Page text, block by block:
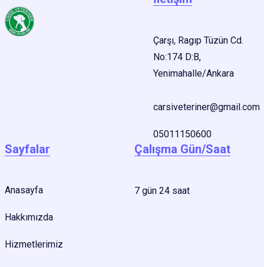
Çarşı, Ragıp Tüzün Cd.
No:174 D:B,
Yenimahalle/Ankara
carsiveteriner@gmail.com
05011150600
Sayfalar
Anasayfa
Hakkımızda
Hizmetlerimiz
Çalışma Gün/Saat
7 gün 24 saat